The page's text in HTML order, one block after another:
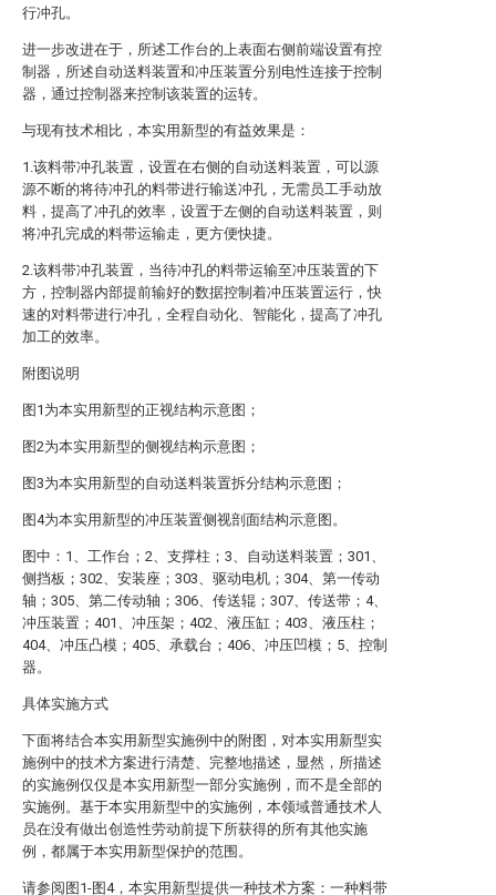
行冲孔。
进一步改进在于，所述工作台的上表面右侧前端设置有控
制器，所述自动送料装置和冲压装置分别电性连接于控制
器，通过控制器来控制该装置的运转。
与现有技术相比，本实用新型的有益效果是：
1.该料带冲孔装置，设置在右侧的自动送料装置，可以源
源不断的将待冲孔的料带进行输送冲孔，无需员工手动放
料，提高了冲孔的效率，设置于左侧的自动送料装置，则
将冲孔完成的料带运输走，更方便快捷。
2.该料带冲孔装置，当待冲孔的料带运输至冲压装置的下
方，控制器内部提前输好的数据控制着冲压装置运行，快
速的对料带进行冲孔，全程自动化、智能化，提高了冲孔
加工的效率。
附图说明
图1为本实用新型的正视结构示意图；
图2为本实用新型的侧视结构示意图；
图3为本实用新型的自动送料装置拆分结构示意图；
图4为本实用新型的冲压装置侧视剖面结构示意图。
图中：1、工作台；2、支撑柱；3、自动送料装置；301、
侧挡板；302、安装座；303、驱动电机；304、第一传动
轴；305、第二传动轴；306、传送辊；307、传送带；4、
冲压装置；401、冲压架；402、液压缸；403、液压柱；
404、冲压凸模；405、承载台；406、冲压凹模；5、控制
器。
具体实施方式
下面将结合本实用新型实施例中的附图，对本实用新型实
施例中的技术方案进行清楚、完整地描述，显然，所描述
的实施例仅仅是本实用新型一部分实施例，而不是全部的
实施例。基于本实用新型中的实施例，本领域普通技术人
员在没有做出创造性劳动前提下所获得的所有其他实施
例，都属于本实用新型保护的范围。
请参阅图1-图4，本实用新型提供一种技术方案：一种料带